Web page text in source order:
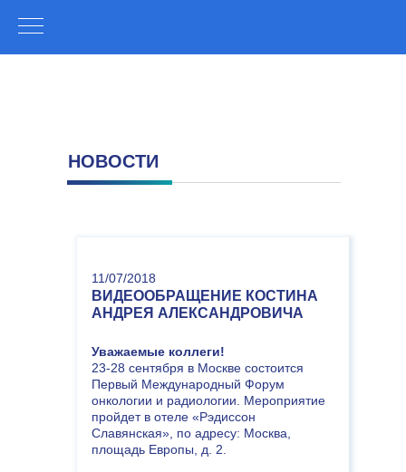
НОВОСТИ
Уважаемые коллеги!
23-28 сентября в Москве состоится
Первый Международный Форум
онкологии и радиологии. Мероприятие
пройдет в отеле «Рэдиссон
Славянская», по адресу: Москва,
площадь Европы, д. 2.
ВИДЕООБРАЩЕНИЕ КОСТИНА
АНДРЕЯ АЛЕКСАНДРОВИЧА
11/07/2018